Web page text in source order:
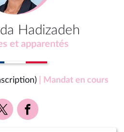
Hadizadeh
et apparentés
| Mandat en cours
Voir
la